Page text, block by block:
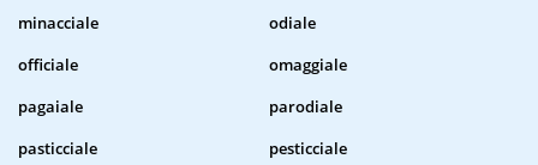
minacciale
odiale
officiale
omaggiale
pagaiale
parodiale
pasticciale
pesticciale